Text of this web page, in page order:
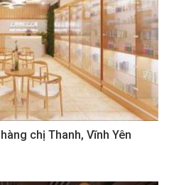
chị Thanh, Vĩnh Yên